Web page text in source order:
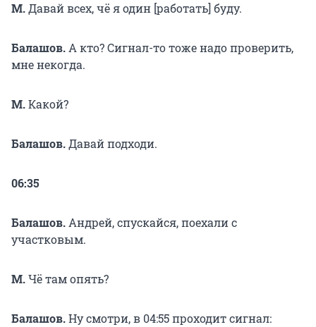
М.Давай всех, чё я один [работать] буду.
Балашов. А кто? Сигнал-то тоже надо проверить,
мне некогда.
М.Какой?
Балашов.Давай подходи.
06:35
Балашов. Андрей, спускайся, поехали с
участковым.
М.Чё там опять?
Балашов.Ну смотри, в 04:55 проходит сигнал: